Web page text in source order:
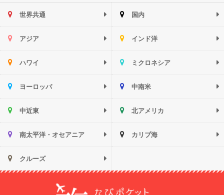
世界共通 国内
アジア インド洋
ハワイ ミクロネシア
ヨーロッパ 中南米
中近東 北アメリカ
南太平洋・オセアニア カリブ海
クルーズ